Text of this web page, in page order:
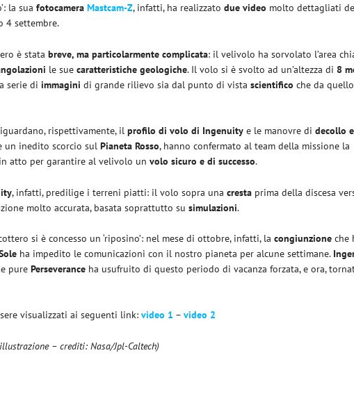
la suafotocameraMastcam-Z, infatti, ha realizzatodue video molto dettagliati
4 settembre.
è statabreve, ma particolarmente complicata: il velivolo ha sorvolato l’area
le suecaratteristiche geologiche. Il volo si è svolto ad un’altezza di 8
serie di immagini di grande rilievo sia dal punto di vista scientifico che da quello
rispettivamente, il profilo di volo di Ingenuity e le manovre didecollo e
un inedito scorcio sulPianeta Rosso, hanno confermato al team della missione la
atto per garantire al velivolo un volo sicuro e di successo.
, infatti, predilige i terreni piatti: il volo sopra una cresta prima della discesa
molto accurata, basata soprattutto susimulazioni.
si è concesso un ‘riposino’: nel mese di ottobre, infatti, lacongiunzione che
ha impedito le comunicazioni con il nostro pianeta per alcune settimane.
purePerseverance ha usufruito di questo periodo di vacanza forzata, e ora,
visualizzati ai seguenti link:video 1 –video 2
– crediti: Nasa/Jpl-Caltech)